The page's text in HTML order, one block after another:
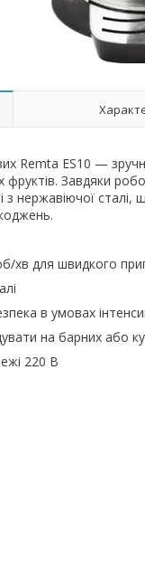
Remta ES10 —
Завдяки
нержавіючої сталі,
хв для швидкого
в умовах
на барних або
220 В